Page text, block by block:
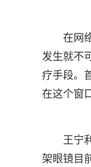
在网
发生就不
疗手段。
在这个窗
王宁
架眼镜目